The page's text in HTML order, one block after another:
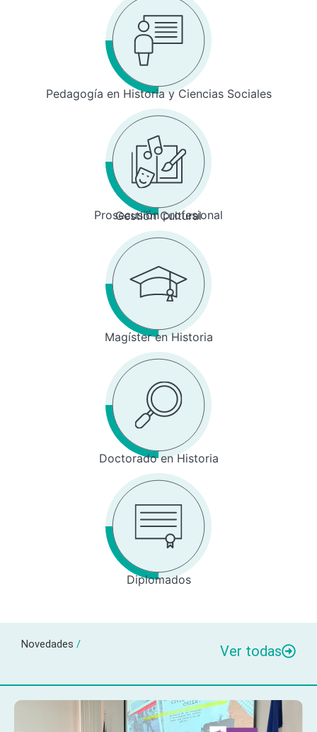
Pedagogía en Historia y Ciencias Sociales
Prosecusión profesional
Gestión Cultural
Magíster en Historia
Doctorado en Historia
Diplomados
Novedades / Ver todas